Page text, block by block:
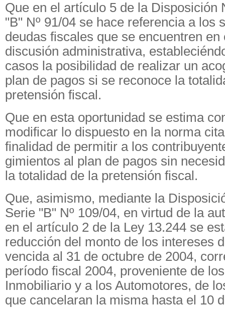
Que en el artículo 5 de la Disposición
"B" Nº 91/04 se hace referencia a los
deudas fiscales que se encuentren en
discusión administrativa,
casos la posibilidad de realizar un
plan de pagos si se reconoce la
pretensión fiscal.
Que en esta oportunidad se estima
modificar lo dispuesto en la norma
finalidad de permitir a los
gimientos al plan de pagos sin
la totalidad de la pretensión fiscal.
Que, asimismo, mediante la
Serie "B" Nº 109/04, en virtud de la
en el artículo 2 de la Ley 13.244 se
reducción del monto de los intereses
vencida al 31 de octubre de 2004,
período fiscal 2004, proveniente de
Inmobiliario y a los Automotores, de
que cancelaran la misma hasta el 10